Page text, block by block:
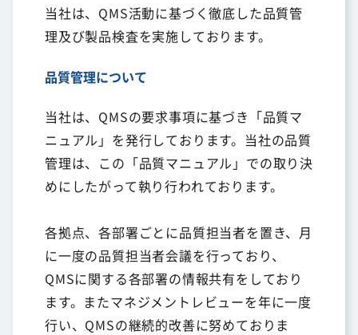
当社は、QMS活動に基づく徹底した品質管
理及び製品検査を実施しております。
品質管理について
当社は、QMSの要求事項に基づき「品質マ
ニュアル」を発行しております。当社の品質
管理は、この「品質マニュアル」での取り決
めにしたがって執り行われております。
各拠点、各部署ごとに品質担当者を置き、月
に一度の品質担当者会議を行っており、
QMSに関する各部署の情報共有をしており
ます。またマネジメントレビューを年に一度
行い、QMSの継続的改善に努めておりま